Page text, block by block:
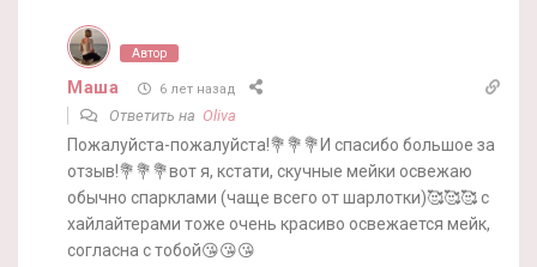
Автор
Маша 6 лет назад
Ответить на Oliva
Пожалуйста-пожалуйста!💐💐💐И спасибо большое за
отзыв!💐💐💐вот я, кстати, скучные мейки освежаю
обычно спарклами (чаще всего от шарлотки)🥰🥰🥰 с
хайлайтерами тоже очень красиво освежается мейк,
согласна с тобой😘😘😘